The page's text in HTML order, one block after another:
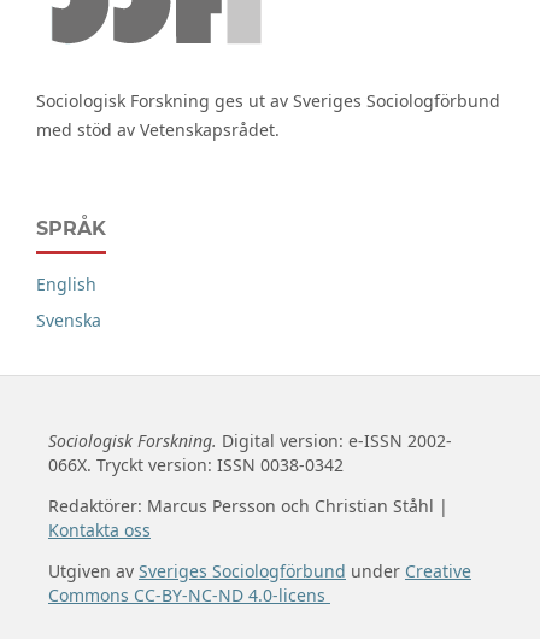
Sociologisk Forskning ges ut av Sveriges Sociologförbund
med stöd av Vetenskapsrådet.
SPRÅK
English
Svenska
Sociologisk Forskning. Digital version: e-ISSN 2002-
066X. Tryckt version: ISSN 0038-0342
Redaktörer: Marcus Persson och Christian Ståhl |
Kontakta oss
Utgiven av Sveriges Sociologförbund under Creative
Commons CC-BY-NC-ND 4.0-licens